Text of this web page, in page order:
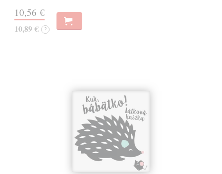
10,56 €
10,89 € ?